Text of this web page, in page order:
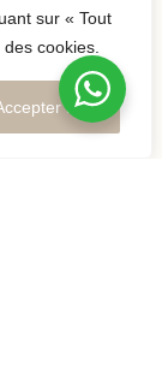
sur « Tout
cookies.
tout
qui vous
savourer
votre